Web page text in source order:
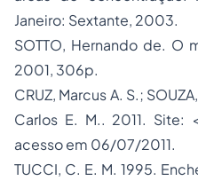
Janeiro: Sextante, 2003.
SOTTO, Hernando de. O
2001, 306p.
CRUZ, Marcus A. S.;
Carlos E. M.. 2011. Site:
acesso em 06/07/2011.
TUCCI, C. E. M. 1995.